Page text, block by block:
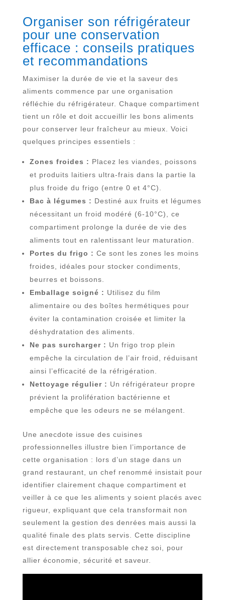
Organiser son réfrigérateur
pour une conservation
efficace : conseils pratiques
et recommandations
Maximiser la durée de vie et la saveur des
aliments commence par une organisation
réfléchie du réfrigérateur. Chaque compartiment
tient un rôle et doit accueillir les bons aliments
pour conserver leur fraîcheur au mieux. Voici
quelques principes essentiels :
Zones froides : Placez les viandes, poissons
et produits laitiers ultra-frais dans la partie la
plus froide du frigo (entre 0 et 4°C).
Bac à légumes : Destiné aux fruits et légumes
nécessitant un froid modéré (6-10°C), ce
compartiment prolonge la durée de vie des
aliments tout en ralentissant leur maturation.
Portes du frigo : Ce sont les zones les moins
froides, idéales pour stocker condiments,
beurres et boissons.
Emballage soigné : Utilisez du film
alimentaire ou des boîtes hermétiques pour
éviter la contamination croisée et limiter la
déshydratation des aliments.
Ne pas surcharger : Un frigo trop plein
empêche la circulation de l’air froid, réduisant
ainsi l’efficacité de la réfrigération.
Nettoyage régulier : Un réfrigérateur propre
prévient la prolifération bactérienne et
empêche que les odeurs ne se mélangent.
Une anecdote issue des cuisines
professionnelles illustre bien l’importance de
cette organisation : lors d’un stage dans un
grand restaurant, un chef renommé insistait pour
identifier clairement chaque compartiment et
veiller à ce que les aliments y soient placés avec
rigueur, expliquant que cela transformait non
seulement la gestion des denrées mais aussi la
qualité finale des plats servis. Cette discipline
est directement transposable chez soi, pour
allier économie, sécurité et saveur.